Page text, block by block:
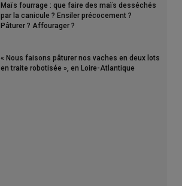
Maïs fourrage : que faire des maïs desséchés
par la canicule ? Ensiler précocement ?
Pâturer ? Affourager ?
« Nous faisons pâturer nos vaches en deux lots
en traite robotisée », en Loire-Atlantique